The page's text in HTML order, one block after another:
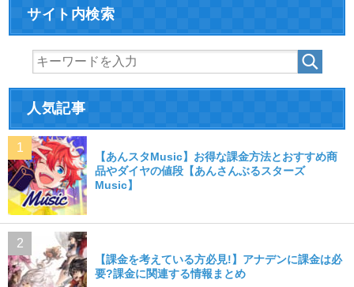
サイト内検索
人気記事
【あんスタMusic】お得な課金方法とおすすめ商
品やダイヤの値段【あんさんぶるスターズ
Music】
【課金を考えている方必見!】アナデンに課金は必
要?課金に関連する情報まとめ